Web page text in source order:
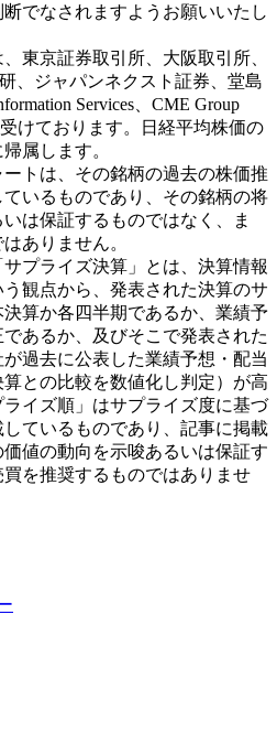
でなされますようお願いいたし
東京証券取引所、大阪取引所、
、ジャパンネクスト証券、堂島
Services、CME Group
けております。日経平均株価の
属します。
トは、その銘柄の過去の株価推
いるものであり、その銘柄の将
は保証するものではなく、ま
ありません。
プライズ決算」とは、決算情報
観点から、発表された決算のサ
算か各四半期であるか、業績予
あるか、及びそこで発表された
過去に公表した業績予想・配当
との比較を数値化し判定）が高
イズ順」はサプライズ度に基づ
ているものであり、記事に掲載
値の動向を示唆あるいは保証す
を推奨するものではありませ